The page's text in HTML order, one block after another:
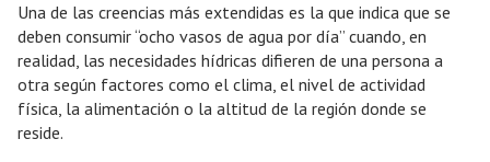
Una de las creencias más extendidas es la que indica que se
deben consumir “ocho vasos de agua por día” cuando, en
realidad, las necesidades hídricas difieren de una persona a
otra según factores como el clima, el nivel de actividad
física, la alimentación o la altitud de la región donde se
reside.